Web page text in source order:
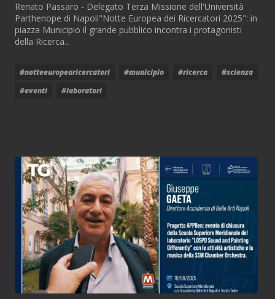
Renato Passaro - Delegato Terza Missione dell'Università
Parthenope di Napoli"Notte Europea dei Ricercatori 2025": in
piazza Municipio il grande pubblico incontra i protagonisti
della Ricerca...
#notteeuropearicercatori #municipio #ricerca
#scienza
#eventi
#laboratori